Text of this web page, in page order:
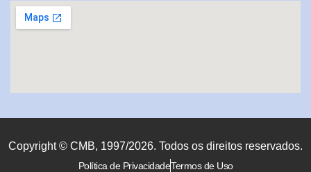
Copyright © CMB, 1997/2026. Todos os direitos reservados.
Política de PrivacidadeTermos de Uso